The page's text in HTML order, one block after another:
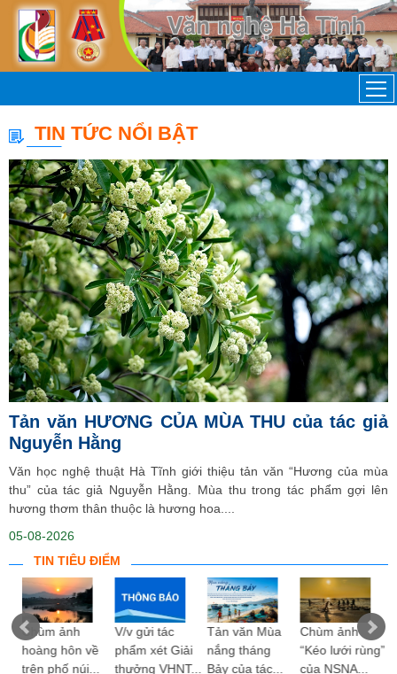
TIN TỨC NỔI BẬT
Tản văn HƯƠNG CỦA MÙA THU của tác giả
Nguyễn Hằng
Văn học nghệ thuật Hà Tĩnh giới thiệu tản văn “Hương của mùa
thu” của tác giả Nguyễn Hằng. Mùa thu trong tác phẩm gợi lên
hương thơm thân thuộc là hương hoa....
05-08-2026
TIN TIÊU ĐIỂM
Chùm ảnh
hoàng hôn về
trên phố núi...
V/v gửi tác
phẩm xét Giải
thưởng VHNT...
Tản văn Mùa
nắng tháng
Bảy của tác...
Chùm ảnh
“Kéo lưới rùng”
của NSNA...